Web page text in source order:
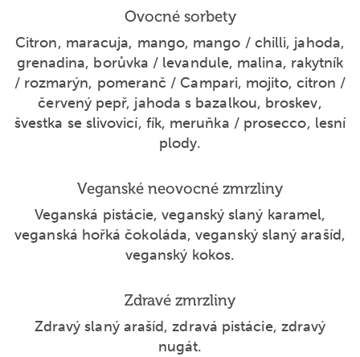
Ovocné sorbety
Citron, maracuja, mango, mango / chilli, jahoda,
grenadina, borůvka / levandule, malina, rakytník
/ rozmarýn, pomeranč / Campari, mojito, citron /
červený pepř, jahoda s bazalkou, broskev,
švestka se slivovicí, fík, meruňka / prosecco, lesní
plody.
Veganské neovocné zmrzliny
Veganská pistácie, veganský slaný karamel,
veganská hořká čokoláda, veganský slaný arašíd,
veganský kokos.
Zdravé zmrzliny
Zdravý slaný arašíd, zdravá pistácie, zdravý
nugát.